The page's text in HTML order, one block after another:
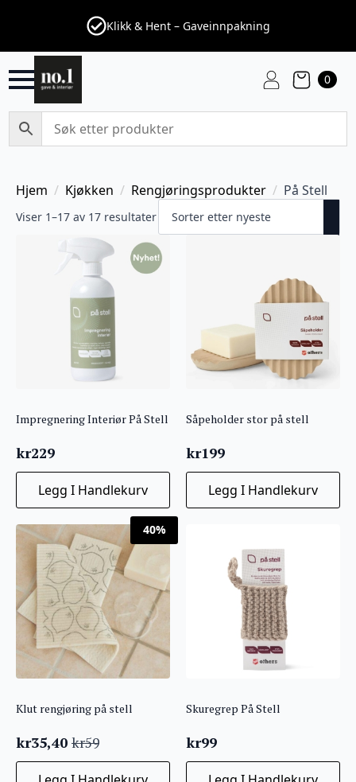
Klikk & Hent – Gaveinnpakning
0
Hjem Kjøkken Rengjøringsprodukter På Stell
Viser 1–17 av 17 resultater
Impregnering Interiør På Stell
kr229
Legg I Handlekurv
Såpeholder stor på stell
kr199
Legg I Handlekurv
40%
Klut rengjøring på stell
kr59
Opprinnelig
pris
kr35,40
Nåværende
pris
Skuregrep På Stell
kr99